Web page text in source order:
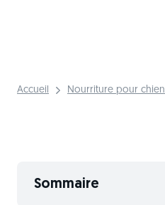
Accueil Nourriture pour chien
Sommaire